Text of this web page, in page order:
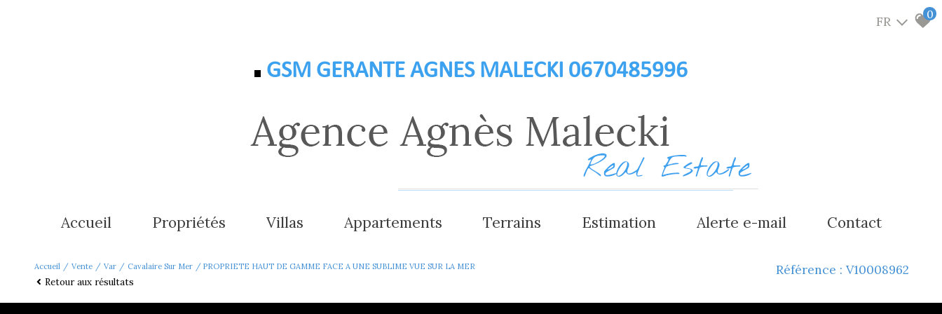
FR 0
GSM GERANTE AGNES MALECKI 0670485996
accueil propriétés
- de 2.500.000 €
+ de 2.500.000 €
villas
- de 800.000 €
800.000 € à 1.500.000 €
appartements
- de 300.000 €
300.000 € à 700.000 €
terrains estimation alerte e-mail contact
estimer votre bien
Accueil Vente Var Cavalaire Sur Mer PROPRIETE HAUT DE GAMME FACE A UNE SUBLIME VUE SUR LA MER
Retour aux résultats
Référence : V10008962